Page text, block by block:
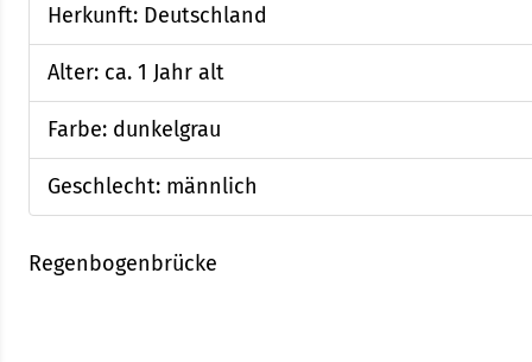
Herkunft: Deutschland
Alter: ca. 1 Jahr alt
Farbe: dunkelgrau
Geschlecht: männlich
Regenbogenbrücke